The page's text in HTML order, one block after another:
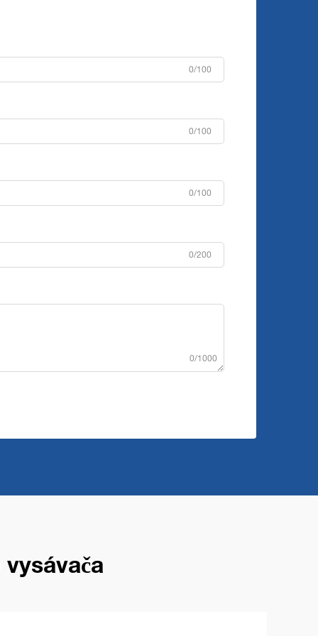
0/100
0/100
0/100
0/200
0/1000